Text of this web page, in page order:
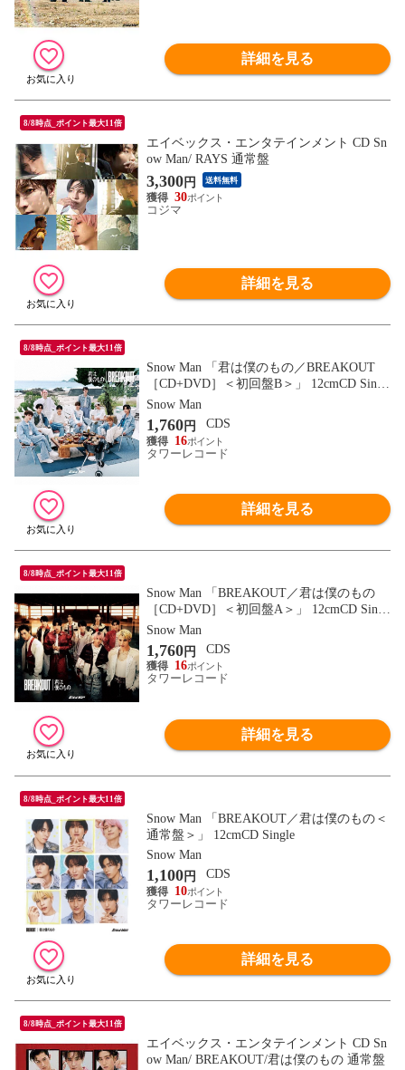
詳細を見る
8/8時点_ポイント最大11倍
エイベックス・エンタテインメント CD Sn
ow Man/ RAYS 通常盤
3,300円 送料無料
30
コジマ
詳細を見る
8/8時点_ポイント最大11倍
Snow Man 「君は僕のもの／BREAKOUT
［CD+DVD］＜初回盤B＞」 12cmCD Singl
e
Snow Man
1,760円
CDS
16
タワーレコード
詳細を見る
8/8時点_ポイント最大11倍
Snow Man 「BREAKOUT／君は僕のもの
［CD+DVD］＜初回盤A＞」 12cmCD Singl
e
Snow Man
1,760円
CDS
16
タワーレコード
詳細を見る
8/8時点_ポイント最大11倍
Snow Man 「BREAKOUT／君は僕のもの＜
通常盤＞」 12cmCD Single
Snow Man
1,100円
CDS
10
タワーレコード
詳細を見る
8/8時点_ポイント最大11倍
エイベックス・エンタテインメント CD Sn
ow Man/ BREAKOUT/君は僕のもの 通常盤